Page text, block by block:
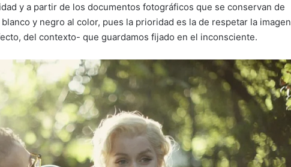
y a partir de los documentos fotográficos que se conservan de
y negro al color, pues la prioridad es la de respetar la imagen
del contexto- que guardamos fijado en el inconsciente.